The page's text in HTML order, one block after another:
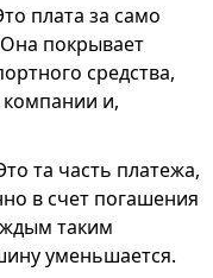
плата за само
покрывает
средства,
и,
та часть платежа,
в счет погашения
таким
уменьшается.